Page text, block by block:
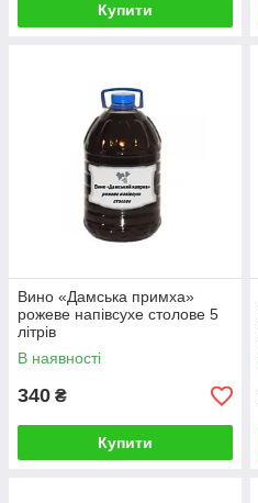
Купити
Вино «Дамська примха»
рожеве напівсухе столове 5
літрів
В наявності
340 ₴
Купити